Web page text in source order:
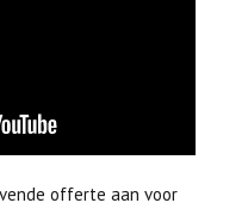
offerte aan voor